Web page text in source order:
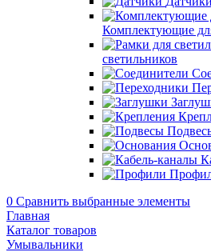
Комплектующие
светильников
0 Сравнить выбранные элементы
Главная
Каталог товаров
Умывальники